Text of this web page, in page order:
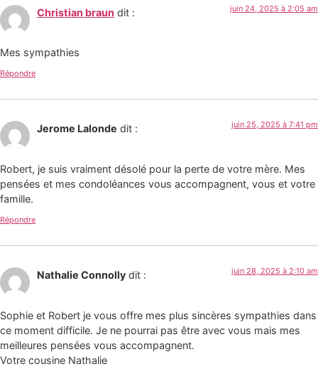
Christian braun dit : juin 24, 2025 à 2:05 am
Mes sympathies
Répondre
Jerome Lalonde dit : juin 25, 2025 à 7:41 pm
Robert, je suis vraiment désolé pour la perte de votre mère. Mes
pensées et mes condoléances vous accompagnent, vous et votre
famille.
Répondre
Nathalie Connolly dit : juin 28, 2025 à 2:10 am
Sophie et Robert je vous offre mes plus sincères sympathies dans
ce moment difficile. Je ne pourrai pas être avec vous mais mes
meilleures pensées vous accompagnent.
Votre cousine Nathalie